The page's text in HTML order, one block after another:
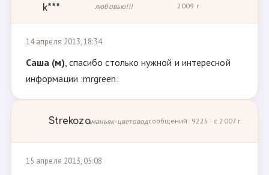
k***
любовью!!!
2009 г.
14 апреля 2013, 18:34
Саша (м), спасибо столько нужной и интересной
информации :mrgreen:
Strekozaманьяк-цветоводсообщений: 9225 · с 2007 г.
15 апреля 2013, 05:08